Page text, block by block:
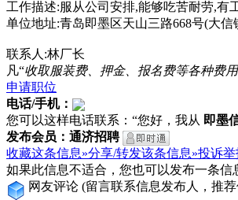
工作描述:服从公司安排,能够吃苦耐劳,有
单位地址:青岛即墨区天山三路668号(大信
联系人:林厂长
凡“收取服装费、押金、报名费等各种费用
申请职位
电话/手机：
您可以这样电话联系：“您好，我从 即墨
发布会员：通济招聘
收藏这条信息»分享/转发该条信息»投诉举
如果此信息不适合，您也可以发布一条信
网友评论 (留言联系信息发布人，推